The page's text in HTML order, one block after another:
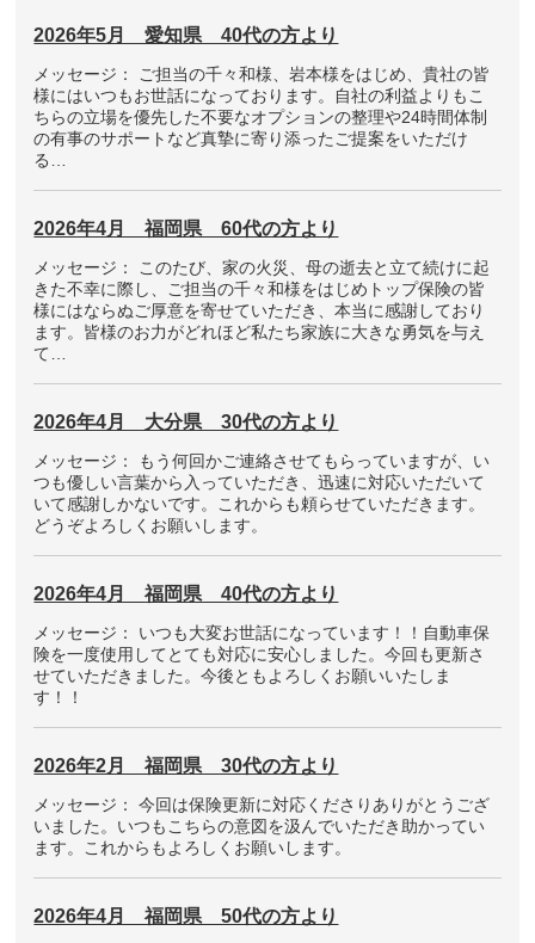
2026年5月 愛知県 40代の方より
メッセージ： ご担当の千々和様、岩本様をはじめ、貴社の皆
様にはいつもお世話になっております。自社の利益よりもこ
ちらの立場を優先した不要なオプションの整理や24時間体制
の有事のサポートなど真摯に寄り添ったご提案をいただけ
る…
2026年4月 福岡県 60代の方より
メッセージ： このたび、家の火災、母の逝去と立て続けに起
きた不幸に際し、ご担当の千々和様をはじめトップ保険の皆
様にはならぬご厚意を寄せていただき、本当に感謝しており
ます。皆様のお力がどれほど私たち家族に大きな勇気を与え
て…
2026年4月 大分県 30代の方より
メッセージ： もう何回かご連絡させてもらっていますが、い
つも優しい言葉から入っていただき、迅速に対応いただいて
いて感謝しかないです。これからも頼らせていただきます。
どうぞよろしくお願いします。
2026年4月 福岡県 40代の方より
メッセージ： いつも大変お世話になっています！！自動車保
険を一度使用してとても対応に安心しました。今回も更新さ
せていただきました。今後ともよろしくお願いいたしま
す！！
2026年2月 福岡県 30代の方より
メッセージ： 今回は保険更新に対応くださりありがとうござ
いました。いつもこちらの意図を汲んでいただき助かってい
ます。これからもよろしくお願いします。
2026年4月 福岡県 50代の方より